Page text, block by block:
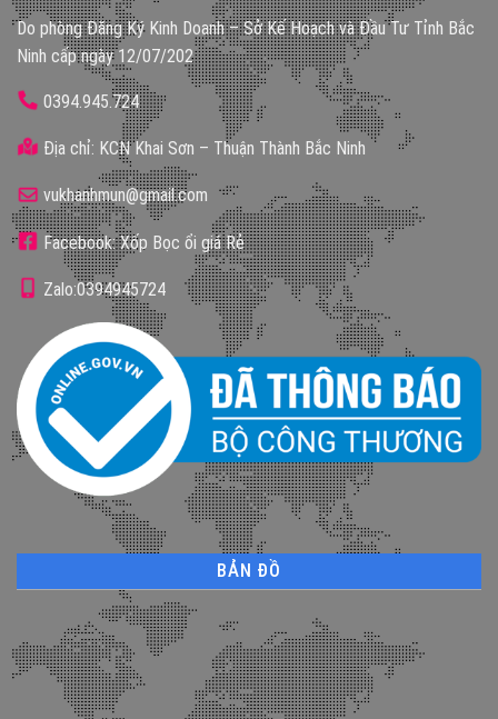
Do phòng Đăng Ký Kinh Doanh – Sở Kế Hoạch và Đầu Tư Tỉnh Bắc
Ninh cấp ngày 12/07/202
0394.945.724
Địa chỉ: KCN Khai Sơn – Thuận Thành Bắc Ninh
vukhanhmun@gmail.com
Facebook: Xốp Bọc ổi giá Rẻ
Zalo:0394945724
BẢN ĐỒ